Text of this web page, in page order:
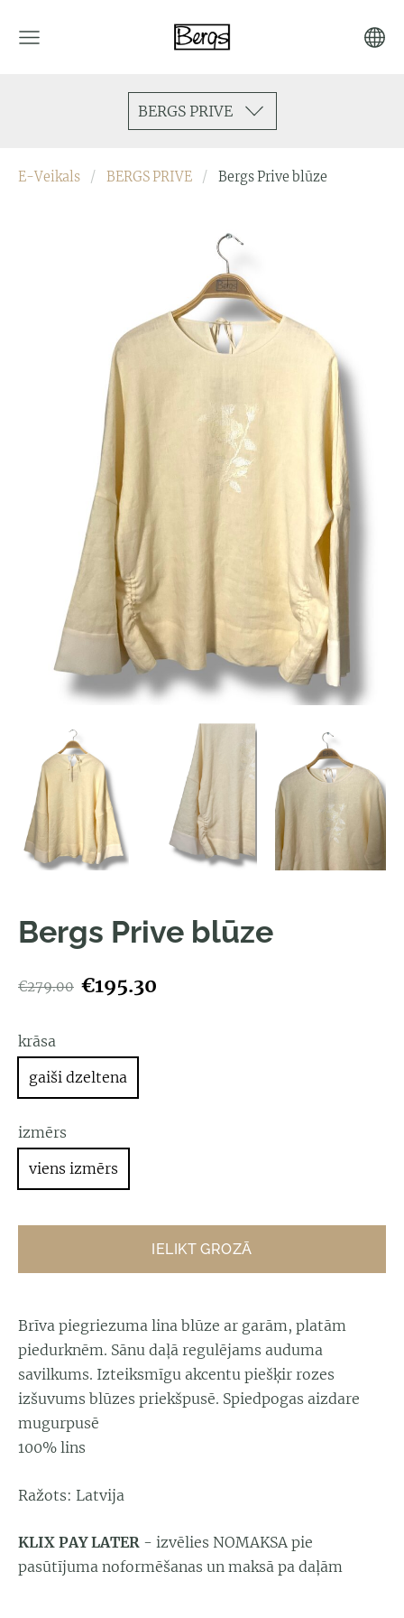
BERGS PRIVE
E-Veikals BERGS PRIVE Bergs Prive blūze
Bergs Prive blūze
€279.00 €195.30
krāsa
gaiši dzeltena
izmērs
viens izmērs
IELIKT GROZĀ
Brīva piegriezuma lina blūze ar garām, platām
piedurknēm. Sānu daļā regulējams auduma
savilkums. Izteiksmīgu akcentu piešķir rozes
izšuvums blūzes priekšpusē. Spiedpogas aizdare
mugurpusē
100% lins
Ražots: Latvija
KLIX PAY LATER - izvēlies NOMAKSA pie
pasūtījuma noformēšanas un maksā pa daļām